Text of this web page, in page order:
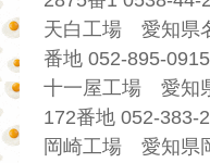
天白工場 愛知県
番地 052-895-0915
十一屋工場 愛知
172番地 052-383-
岡崎工場 愛知県